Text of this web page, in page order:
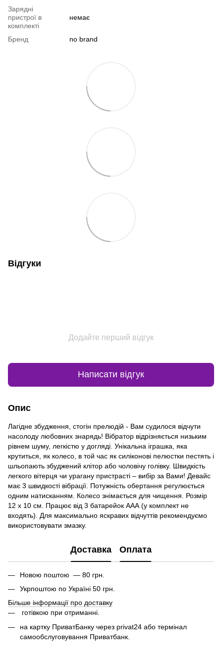
Зарядні
пристрої в
комплекті
немає
Бренд no brand
Відгуки
Додайте перший відгук
Написати відгук
Опис
Лагідне збудження, стогін прелюдій - Вам судилося відчути
насолоду любовних знарядь! Вібратор відрізняється низьким
рівнем шуму, легкістю у догляді. Унікальна іграшка, яка
крутиться, як колесо, в той час як силіконові пелюстки пестять і
шльопають збуджений клітор або чоловічу голівку. Швидкість
легкого вітерця чи урагану пристрасті – вибір за Вами! Девайс
має 3 швидкості вібрації. Потужність обертання регулюється
одним натисканням. Колесо знімається для чищення. Розмір
12 х 10 см. Працює від 3 батарейок AАА (у комплект не
входять). Для максимально яскравих відчуттів рекомендуємо
використовувати змазку.
Доставка Оплата
Новою поштою — 80 грн.
Укрпоштою по Україні 50 грн.
Більше інформації про доставку
готівкою при отриманні.
на картку ПриватБанку через privat24 або термінал
самообслуговування Приватбанк.